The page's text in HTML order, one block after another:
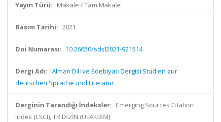
Yayın Türü: Makale / Tam Makale
Basım Tarihi: 2021
Doi Numarası: 10.26650/sdsl2021-921514
Dergi Adı: Alman Dili ve Edebiyatı Dergisi Studien zur
deutschen Sprache und Literatur
Derginin Tarandığı İndeksler: Emerging Sources Citation
Index (ESCI), TR DİZİN (ULAKBİM)